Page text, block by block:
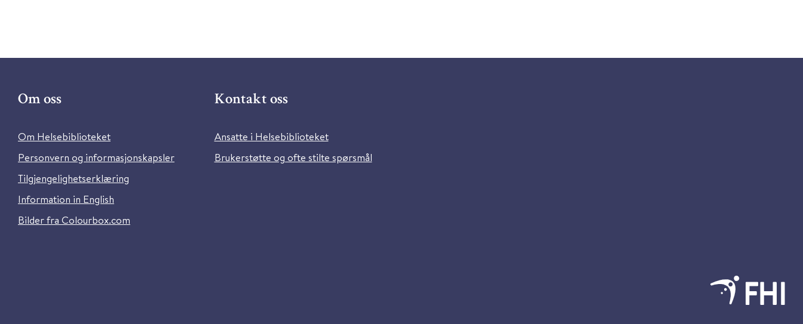
Om oss
Om Helsebiblioteket
Personvern og informasjonskapsler
Tilgjengelighetserklæring
Information in English
Bilder fra Colourbox.com
Kontakt oss
Ansatte i Helsebiblioteket
Brukerstøtte og ofte stilte spørsmål